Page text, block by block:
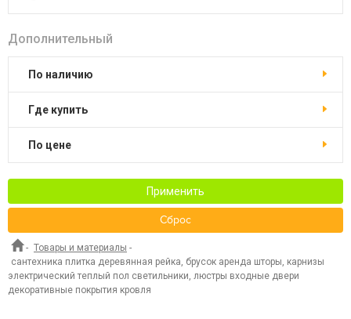
Дополнительный
По наличию
Где купить
По цене
Применить
Сброс
- Товары и материалы -
сантехника плитка деревянная рейка, брусок аренда шторы, карнизы
электрический теплый пол светильники, люстры входные двери
декоративные покрытия кровля